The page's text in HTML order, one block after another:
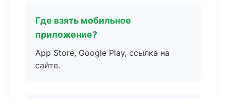
Где взять мобильное
приложение?
App Store, Google Play, ссылка на
сайте.